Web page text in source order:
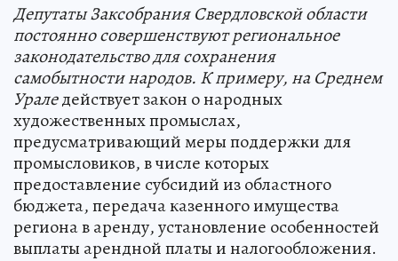
Депутаты Заксобрания Свердловской области
постоянно совершенствуют региональное
законодательство для сохранения
самобытности народов. К примеру, на Среднем
Ураледействует закон о народных
художественных промыслах,
предусматривающий меры поддержки для
промысловиков, в числе которых
предоставление субсидий из областного
бюджета, передача казенного имущества
региона в аренду, установление особенностей
выплаты арендной платы и налогообложения.